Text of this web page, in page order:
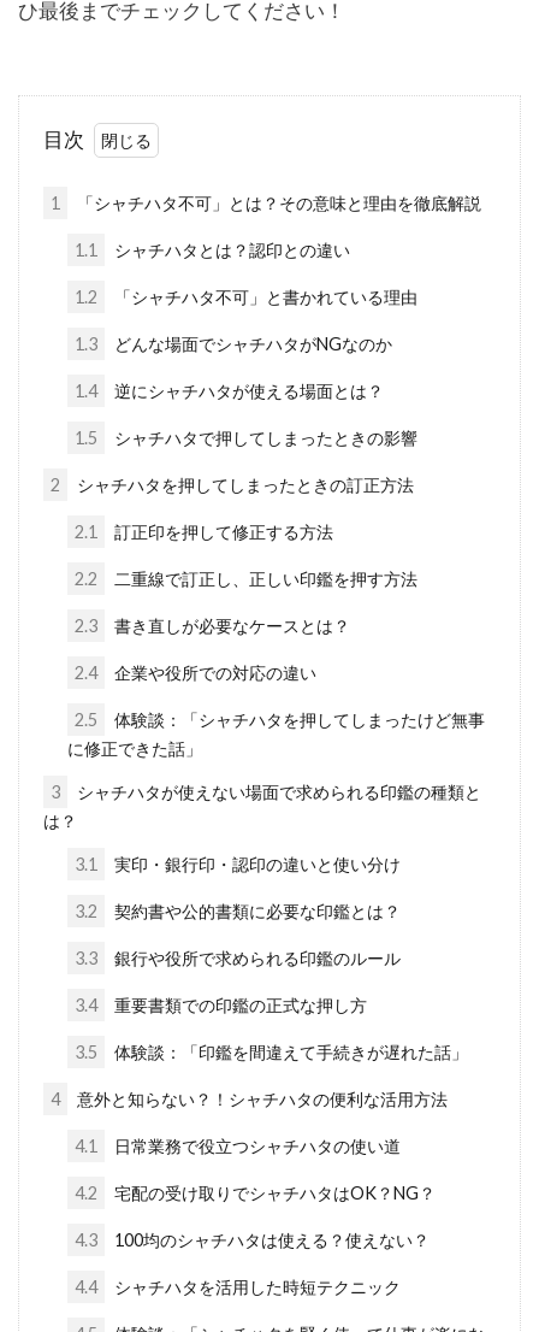
ひ最後までチェックしてください！
目次
1 「シャチハタ不可」とは？その意味と理由を徹底解説
1.1 シャチハタとは？認印との違い
1.2 「シャチハタ不可」と書かれている理由
1.3 どんな場面でシャチハタがNGなのか
1.4 逆にシャチハタが使える場面とは？
1.5 シャチハタで押してしまったときの影響
2 シャチハタを押してしまったときの訂正方法
2.1 訂正印を押して修正する方法
2.2 二重線で訂正し、正しい印鑑を押す方法
2.3 書き直しが必要なケースとは？
2.4 企業や役所での対応の違い
2.5
体験談：「シャチハタを押してしまったけど無事
に修正できた話」
3
シャチハタが使えない場面で求められる印鑑の種類と
は？
3.1 実印・銀行印・認印の違いと使い分け
3.2 契約書や公的書類に必要な印鑑とは？
3.3 銀行や役所で求められる印鑑のルール
3.4 重要書類での印鑑の正式な押し方
3.5 体験談：「印鑑を間違えて手続きが遅れた話」
4 意外と知らない？！シャチハタの便利な活用方法
4.1 日常業務で役立つシャチハタの使い道
4.2 宅配の受け取りでシャチハタはOK？NG？
4.3 100均のシャチハタは使える？使えない？
4.4 シャチハタを活用した時短テクニック